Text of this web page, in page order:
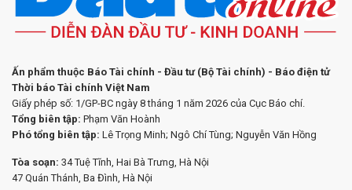
Ấn phẩm thuộc Báo Tài chính - Đầu tư (Bộ Tài chính) - Báo điện tử
Thời báo Tài chính Việt Nam
Giấy phép số: 1/GP-BC ngày 8 tháng 1 năm 2026 của Cục Báo chí.
Tổng biên tập: Phạm Văn Hoành
Phó tổng biên tập: Lê Trọng Minh; Ngô Chí Tùng; Nguyễn Văn Hồng
Tòa soạn: 34 Tuệ Tĩnh, Hai Bà Trưng, Hà Nội
47 Quán Thánh, Ba Đình, Hà Nội